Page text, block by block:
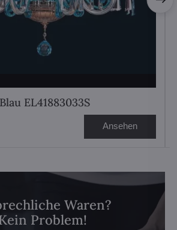
EL41883033S
Ansehen
Waren?
Problem!